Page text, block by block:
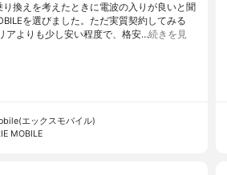
り換えを考えたときに電波の入りが良いと聞
を選びました。ただ実質契約してみる
アよりも少し安い程度で、格安…続きを見
エックスモバイル)
MOBILE